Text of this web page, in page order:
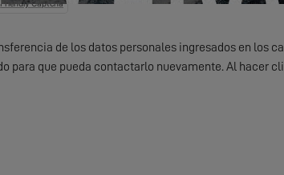
Friendly Captcha
de los datos personales ingresados ​​en los
para que pueda contactarlo nuevamente. Al hacer